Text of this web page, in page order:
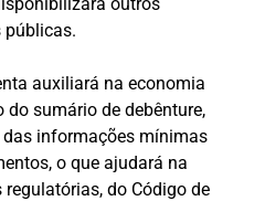
públicas.
auxiliará na economia
sumário de debênture,
informações mínimas
o que ajudará na
do Código de